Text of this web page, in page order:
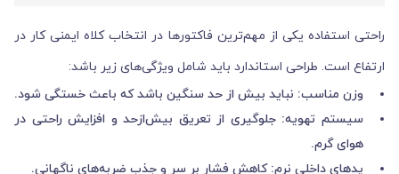
راحتی استفاده یکی از مهم‌ترین فاکتورها در انتخاب کلاه ایمنی کار در
ارتفاع است. طراحی استاندارد باید شامل ویژگی‌های زیر باشد:
وزن مناسب: نباید بیش از حد سنگین باشد که باعث خستگی شود.
سیستم تهویه: جلوگیری از تعریق بیش‌ازحد و افزایش راحتی در
هوای گرم.
پدهای داخلی نرم: کاهش فشار بر سر و جذب ضربه‌های ناگهانی.